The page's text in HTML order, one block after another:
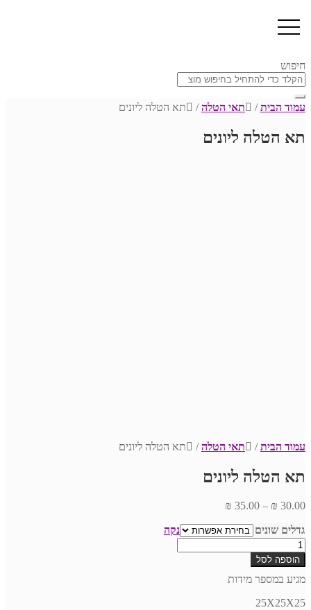
חיפוש
עמוד הבית/ תאי הטלה/ תא הטלה ליונים
תא הטלה ליונים
עמוד הבית/ תאי הטלה/ תא הטלה ליונים
תא הטלה ליונים
₪ 30.00
–
₪ 35.00
גדלים שונים
נקה
כמות
של
תא
הטלה
הוספה לסל
מגיע במספר מידות
25X25X25